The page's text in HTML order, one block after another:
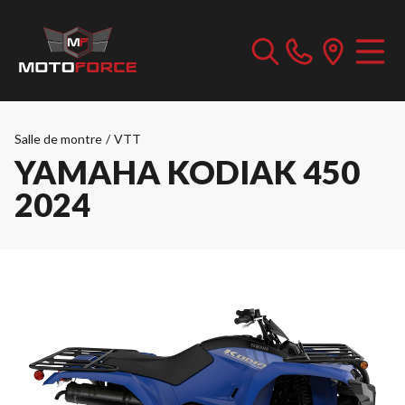
Salle de montre / VTT
YAMAHA KODIAK 450
2024